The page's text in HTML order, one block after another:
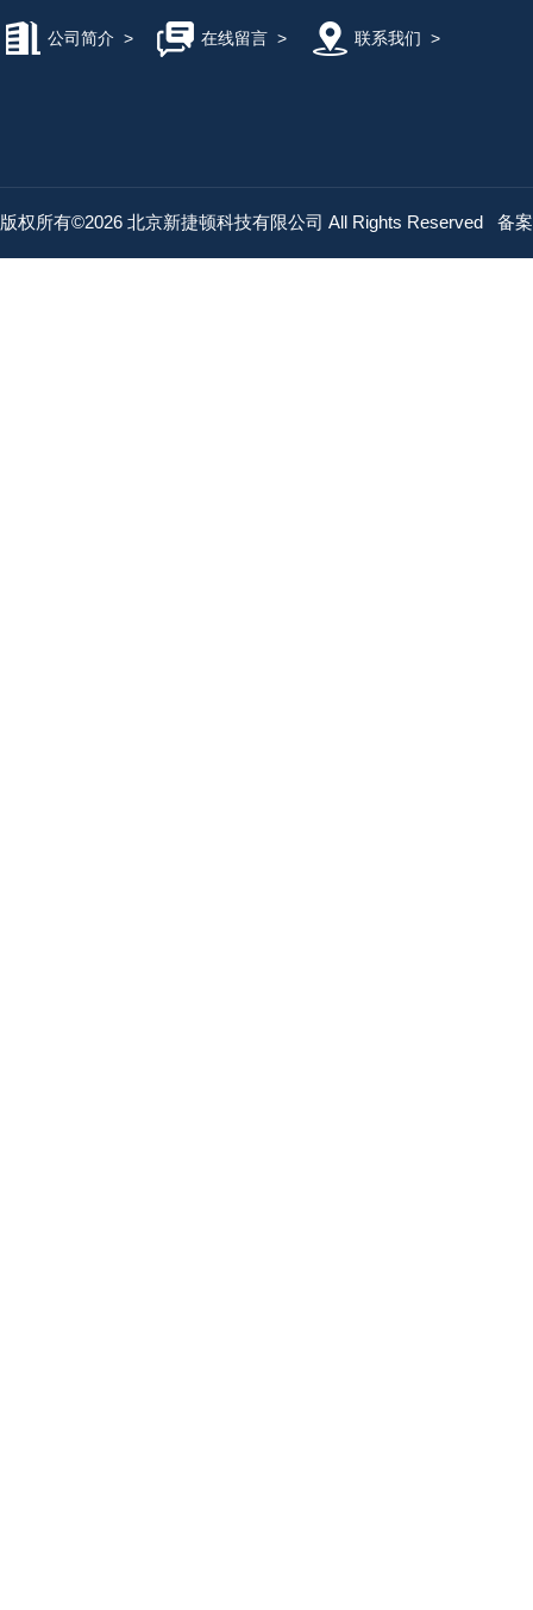
公司简介 > 在线留言> 联系我们 >
版权所有©2026 北京新捷顿科技有限公司 All Rights Reserved 备